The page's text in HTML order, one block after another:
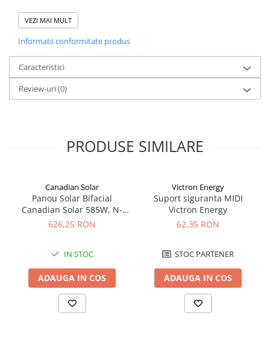
VEZI MAI MULT
Informatii conformitate produs
Caracteristici
Review-uri(0)
PRODUSE SIMILARE
Canadian Solar
Panou Solar Bifacial
Canadian Solar 585W, N-
Type TOPCon, CS6W-TB-SF-
626,25 RON
IN STOC
ADAUGA IN COS
Victron Energy
Suport siguranta MIDI
Victron Energy
62,35 RON
STOC PARTENER
ADAUGA IN COS